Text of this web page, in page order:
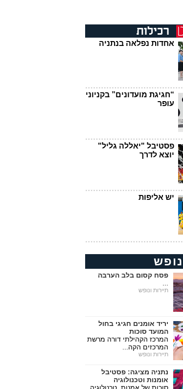
אחדות נפלאה בנתניה
“חגיגת מועדונים” בקניוני
עופר
פסטיבל "יאללה גליל"
יוצא לדרך
יש אליפות
פסח קסום בלב הערבה
תיירות ונופש
יריד אומנים חגיגי בחול
המועד סוכות
המרכז הקהילתי דורה מרשת
המרכזים הקה...
תיירות ונופש
נתניה מציגה: פסטיבל
אומנות וטכנולוגיה